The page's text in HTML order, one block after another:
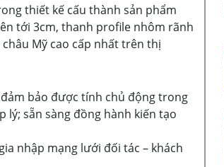
thiết kế cấu thành sản phẩm
tới 3cm, thanh profile nhôm rãnh
Mỹ cao cấp nhất trên thị
bảo được tính chủ động trong
sẵn sàng đồng hành kiến tạo
nhập mạng lưới đối tác – khách